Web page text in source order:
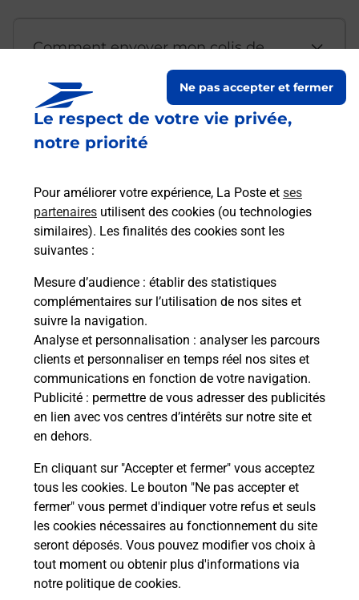
Le respect de votre vie privée,
notre priorité
Pour améliorer votre expérience, La Poste et ses
partenaires utilisent des cookies (ou technologies
similaires). Les finalités des cookies sont les
suivantes :
Mesure d’audience : établir des statistiques
complémentaires sur l’utilisation de nos sites et
suivre la navigation.
Analyse et personnalisation : analyser les parcours
clients et personnaliser en temps réel nos sites et
communications en fonction de votre navigation.
Publicité : permettre de vous adresser des publicités
en lien avec vos centres d’intérêts sur notre site et
en dehors.
En cliquant sur "Accepter et fermer" vous acceptez
tous les cookies. Le bouton "Ne pas accepter et
fermer" vous permet d'indiquer votre refus et seuls
les cookies nécessaires au fonctionnement du site
seront déposés. Vous pouvez modifier vos choix à
tout moment ou obtenir plus d'informations via
notre politique de cookies.
Ne pas accepter et fermer
Comment envoyer mon colis de
Est-il possible d’acheter un
emballage directement depuis un
Comment demander une
modification de livraison ?
Comment La Poste participe-t-elle
à votre sécurité au quotidien ?
Puis-je passer mon code de la route
avec La Poste et sous quelles
conditions ?
Localiser Liste Allier ST SAUVIER